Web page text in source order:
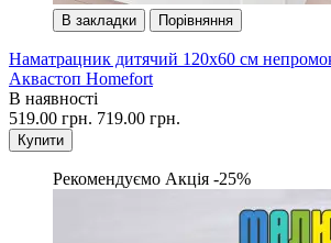
В закладки Порівняння
Наматрацник дитячий 120х60 см
Аквастоп Homefort
В наявності
519.00 грн. 719.00 грн.
Купити
Рекомендуємо Акція -25%